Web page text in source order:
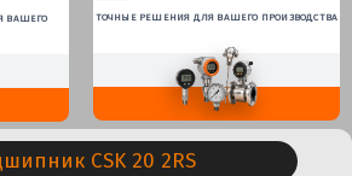
ВАШЕГО
ТОЧНЫЕ РЕШЕНИЯ ДЛЯ ВАШЕГО ПРОИЗВОДСТВА
CSK 20 2RS